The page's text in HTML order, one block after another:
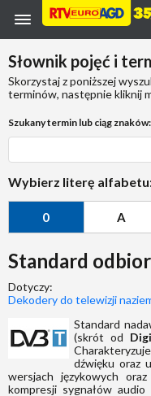
Przejdź do zawartości strony
Przejdź do wyszukiwarki
Przejdź do kategorii
Przejdź do stopki
OTWÓRZ
MENU
Słownik pojęć i
Skorzystaj z poniższej
terminów, następnie kliknij
Szukany termin lub ciąg znaków:
Wybierz literę
0 A
Standard
Dotyczy:
Dekodery do telewizji
Standard
(skrót od
dźwięku oraz
wersjach językowych
kompresji sygnałów